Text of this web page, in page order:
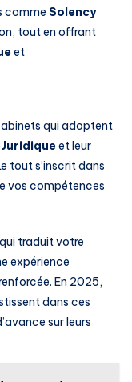
comme Solency
tout en offrant
et
qui adoptent
et leur
tout s’inscrit dans
vos compétences
qui traduit votre
expérience
En 2025,
dans ces
sur leurs